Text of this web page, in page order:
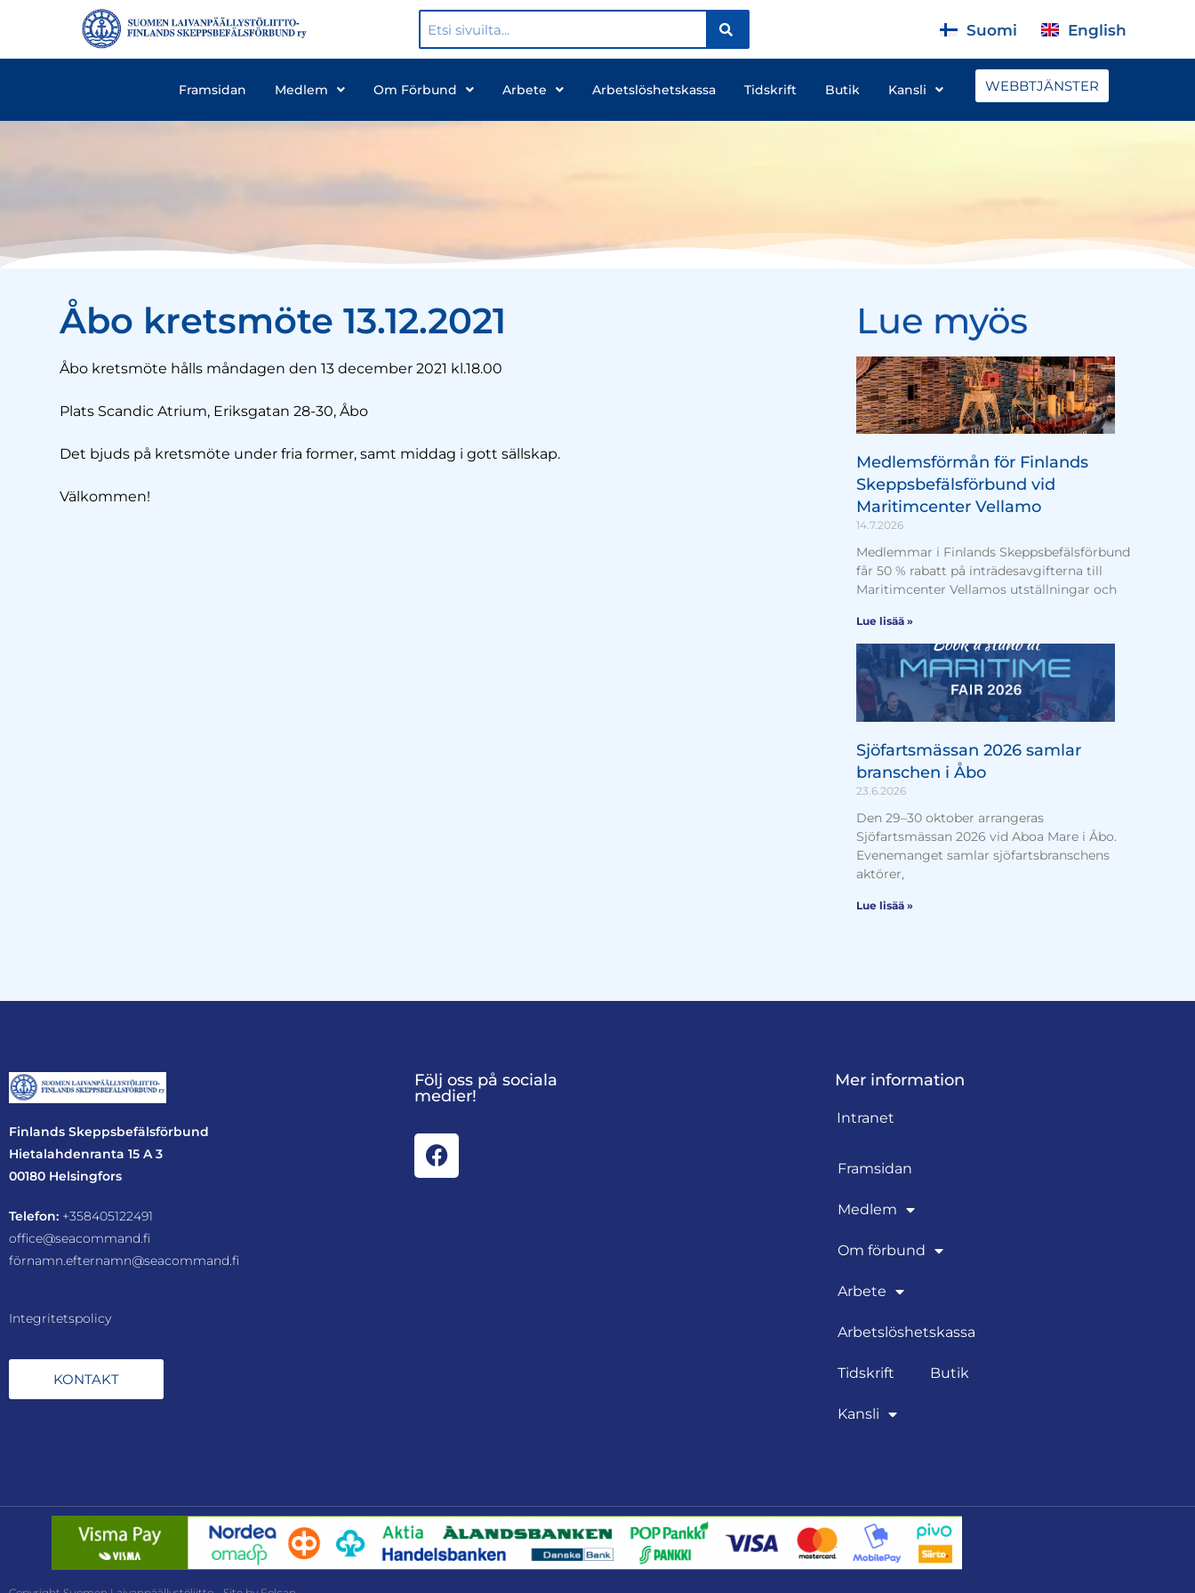
Suomi English
Framsidan Medlem Om Förbund Arbete Arbetslöshetskassa Tidskrift Butik Kansli WEBBTJÄNSTER
Åbo kretsmöte 13.12.2021
Åbo kretsmöte hålls måndagen den 13 december 2021 kl.18.00
Plats Scandic Atrium, Eriksgatan 28-30, Åbo
Det bjuds på kretsmöte under fria former, samt middag i gott sällskap.
Välkommen!
Lue myös
Medlemsförmån för Finlands
Skeppsbefälsförbund vid
Maritimcenter Vellamo
14.7.2026
Medlemmar i Finlands Skeppsbefälsförbund
får 50 % rabatt på inträdesavgifterna till
Maritimcenter Vellamos utställningar och
Lue lisää »
Sjöfartsmässan 2026 samlar
branschen i Åbo
23.6.2026
Den 29–30 oktober arrangeras
Sjöfartsmässan 2026 vid Aboa Mare i Åbo.
Evenemanget samlar sjöfartsbranschens
aktörer,
Lue lisää »
Finlands Skeppsbefälsförbund
Hietalahdenranta 15 A 3
00180 Helsingfors
Telefon: +358405122491
office@seacommand.fi
förnamn.efternamn@seacommand.fi
Integritetspolicy
KONTAKT
Följ oss på sociala
medier!
Mer information
Intranet
Framsidan
Medlem
Om förbund
Arbete
Arbetslöshetskassa
Tidskrift Butik
Kansli